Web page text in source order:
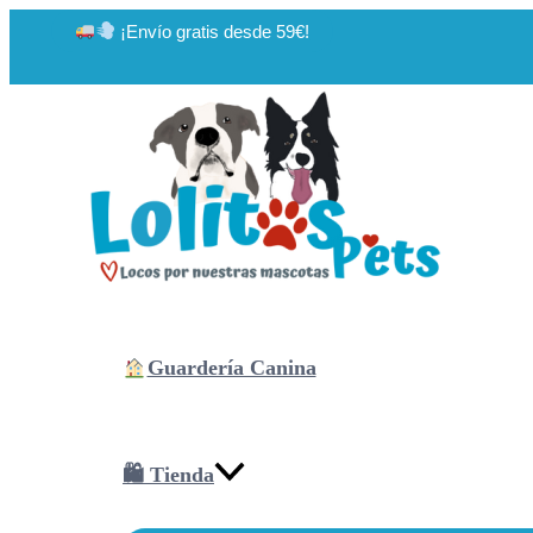
¡Envío gratis desde 59€!
Guardería Canina
🛍 Tienda